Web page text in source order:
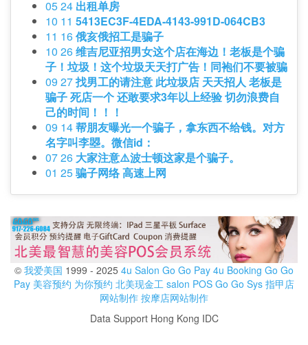
05 24 出租单房
10 11 5413EC3F-4EDA-4143-991D-064CB3
11 16俄亥俄招工是骗子
10 26维吉尼亚招男女这个店在海边！老板是个骗
子！垃圾！这个垃圾天天打广告！同袍们不要被骗
09 27找男工的请注意 此垃圾店 天天招人 老板是
骗子 死店一个 还敢要求3年以上经验 切勿浪费自
己的时间！！！
09 14帮朋友曝光一个骗子，拿东西不给钱。对方
名字叫李曌。微信id：
07 26 大家注意⚠️波士顿这家是个骗子。
01 25骗子网络 高速上网
© 我爱美国 1999 - 2025 4u Salon Go Go Pay 4u Booking Go Go
Pay 美容预约 为你预约 北美现金工 salon POS Go Go Sys 指甲店
网站制作 按摩店网站制作
Data Support Hong Kong IDC